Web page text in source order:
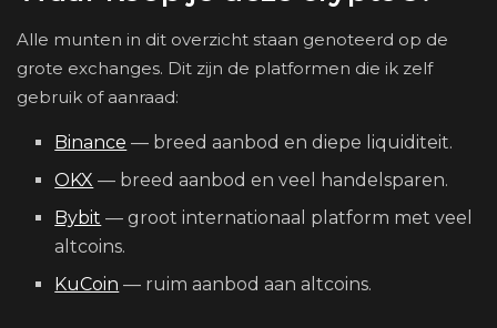
Alle munten in dit overzicht staan genoteerd op de
grote exchanges. Dit zijn de platformen die ik zelf
gebruik of aanraad:
Binance — breed aanbod en diepe liquiditeit.
OKX — breed aanbod en veel handelsparen.
Bybit — groot internationaal platform met veel
altcoins.
KuCoin — ruim aanbod aan altcoins.